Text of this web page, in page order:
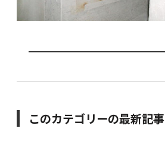
このカテゴリーの最新記事